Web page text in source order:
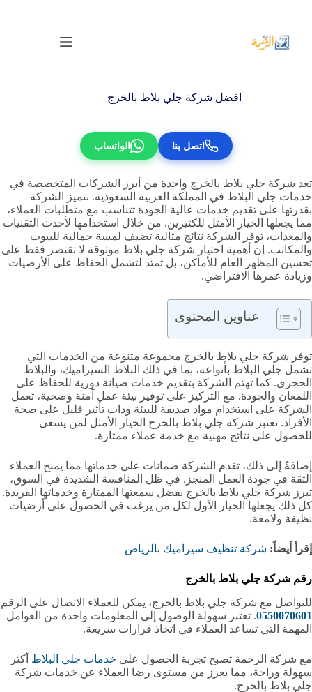
المحتوى
افضل شركة جلي بلاط بالخرج
اتصل بنا الواتساب
تعد شركة جلي بلاط بالخرج واحدة من أبرز الشركات المتخصصة في
خدمات جلي البلاط في المملكة العربية السعودية. تتميز الشركة
بقدرتها على تقديم خدمات عالية الجودة تتناسب مع متطلبات العملاء،
مما يجعلها الخيار الأمثل للكثيرين. من خلال استخدامها لأحدث التقنيات
والمعدات، توفر الشركة نتائج مثالية تضيف لمسة جمالية للبيوت
والمكاتب. إن أهمية اختيار شركة جلي بلاط موثوقة لا تقتصر فقط على
تحسين المظهر العام للأماكن، بل تمتد لتشمل الحفاظ على الأرضيات
وزيادة عمرها الافتراضي.
عناوين المحتوى
توفر شركة جلي بلاط بالخرج مجموعة متنوعة من الخدمات التي
تشمل جلي البلاط بأنواعه، بما في ذلك البلاط السيراميك، والبلاط
الحجري. كما تهتم الشركة بتقديم خدمات صيانة دورية للحفاظ على
اللمعان والجودة. مع التركيز على توفير بيئة عمل آمنة وصحية، تعمل
الشركة على استخدام مواد صديقة للبيئة وذات تأثير قليل على صحة
الأفراد. تعتبر شركة جلي بلاط بالخرج الخيار الأمثل لمن يسعى
للحصول على نتائج مهنية مع خدمة عملاء ممتازة.
إضافةً إلى ذلك، تقدم الشركة ضمانات على خدماتها مما يمنح العملاء
الثقة في جودة العمل المنجز. في ظل المنافسة الشديدة في السوق،
تبرز شركة جلي بلاط بالخرج بفضل سمعتها الممتازة وخدماتها الفريدة.
كل ذلك يجعلها الخيار الأول لكل من يرغب في الحصول على أرضيات
نظيفة ولامعة.
إقرأ أيضاً: شركة تنظيف سيراميك بالرياض
رقم شركة جلي بلاط بالخرج
للتواصل مع شركة جلي بلاط بالخرج، يمكن للعملاء الاتصال على الرقم
0550070601. تعتبر سهولة الوصول إلى المعلومات واحدة من العوامل
المهمة التي تساعد العملاء في اتخاذ قرارات سريعة.
مع شركة الرحمة تصبح تجربة الحصول على خدمات جلي البلاط أكثر
سهولة وراحة، مما يعزز من مستوى رضا العملاء عن خدمات شركة
جلي بلاط بالخرج.